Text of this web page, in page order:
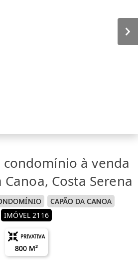
condomínio à venda
Costa Serena
CAPÃO DA CANOA
IMÓVEL 2116
PRIVATIVA
800 M²